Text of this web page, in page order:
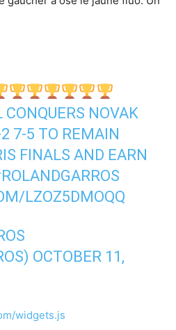
CONQUERS NOVAK
7-5 TO REMAIN
FINALS AND EARN
LZOZ5DMOQQ
OCTOBER 11,
widgets.js